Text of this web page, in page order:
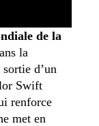
de la
la
d’un
Swift
renforce
met en